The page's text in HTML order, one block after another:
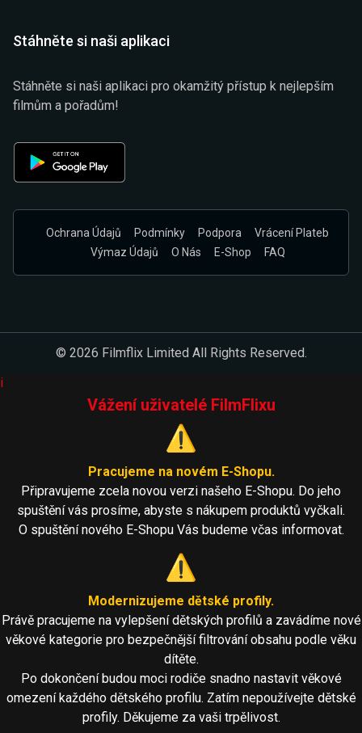
Stáhněte si naši aplikaci
Stáhněte si naši aplikaci pro okamžitý přístup k nejlepším
filmům a pořadům!
Ochrana Údajů Podmínky Podpora
Vrácení Plateb
Výmaz Údajů
O Nás E-Shop FAQ
© 2026 Filmflix Limited All Rights Reserved.
i
Vážení uživatelé FilmFlixu
⚠️
Pracujeme na novém E-Shopu.
Připravujeme zcela novou verzi našeho E-Shopu. Do jeho
spuštění vás prosíme, abyste s nákupem produktů vyčkali.
O spuštění nového E-Shopu Vás budeme včas informovat.
⚠️
Modernizujeme dětské profily.
Právě pracujeme na vylepšení dětských profilů a zavádíme nové
věkové kategorie pro bezpečnější filtrování obsahu podle věku
dítěte.
Po dokončení budou moci rodiče snadno nastavit věkové
omezení každého dětského profilu. Zatím nepoužívejte dětské
profily. Děkujeme za vaši trpělivost.